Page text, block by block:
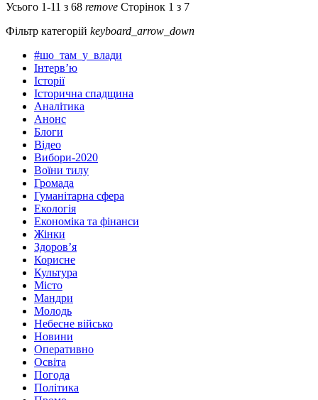
Усього 1-11 з 68 remove Сторінок 1 з 7
Фільтр категорій keyboard_arrow_down
#шо_там_у_влади
Інтерв’ю
Історії
Історична спадщина
Аналітика
Анонс
Блоги
Відео
Вибори-2020
Воїни тилу
Громада
Гуманітарна сфера
Екологія
Економіка та фінанси
Жінки
Здоров’я
Корисне
Культура
Місто
Мандри
Молодь
Небесне військо
Новини
Оперативно
Освіта
Погода
Політика